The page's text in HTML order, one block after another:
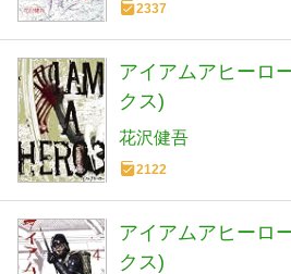
2337
アイアムアヒーロ
クス)
花沢健吾
2122
アイアムアヒーロ
クス)